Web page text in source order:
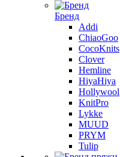
Бренд
Addi
ChiaoGoo
CocoKnits
Clover
Hemline
HiyaHiya
Hollywool
KnitPro
Lykke
MUUD
PRYM
Tulip